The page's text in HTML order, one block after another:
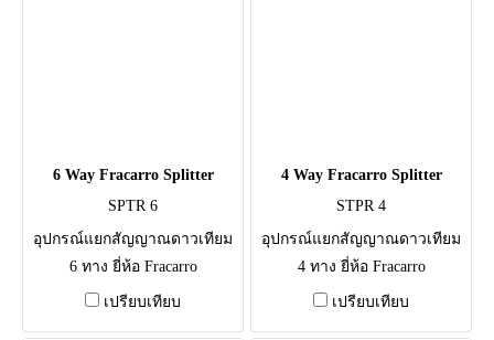
6 Way Fracarro Splitter
SPTR 6
อุปกรณ์แยกสัญญาณดาวเทียม
6 ทาง ยี่ห้อ Fracarro
เปรียบเทียบ
4 Way Fracarro Splitter
STPR 4
อุปกรณ์แยกสัญญาณดาวเทียม
4 ทาง ยี่ห้อ Fracarro
เปรียบเทียบ